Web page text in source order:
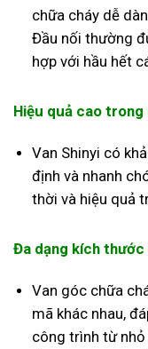
chữa cháy dễ
Đầu nối thường
hợp với hầu hết
Hiệu quả cao
Van Shinyi có
định và nhanh
thời và hiệu quả
Đa dạng kích thước
Van góc chữa
mã khác nhau,
công trình từ